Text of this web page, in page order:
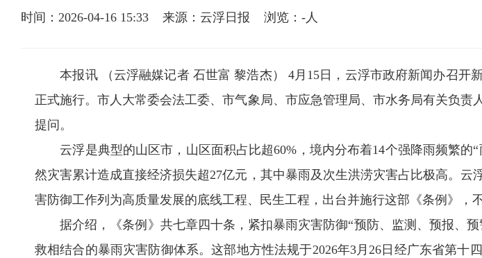
时间：2026-04-16 15:33 来源：云浮日报 浏览： -人
本报讯 （云浮融媒记者 石世富 黎浩杰） 4月15日，云浮市政府新闻办召开
正式施行。市人大常委会法工委、市气象局、市应急管理局、市水务局有关负
提问。
云浮是典型的山区市，山区面积占比超60%，境内分布着14个强降雨频繁的“
然灾害累计造成直接经济损失超27亿元，其中暴雨及次生洪涝灾害占比极高。
害防御工作列为高质量发展的底线工程、民生工程，出台并施行这部《条例》，
据介绍，《条例》共七章四十条，紧扣暴雨灾害防御“预防、监测、预报、
救相结合的暴雨灾害防御体系。这部地方性法规于2026年3月26日经广东省第